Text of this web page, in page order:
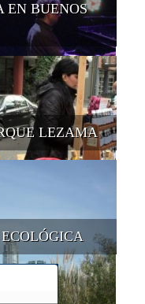
EN BUENOS
LEZAMA